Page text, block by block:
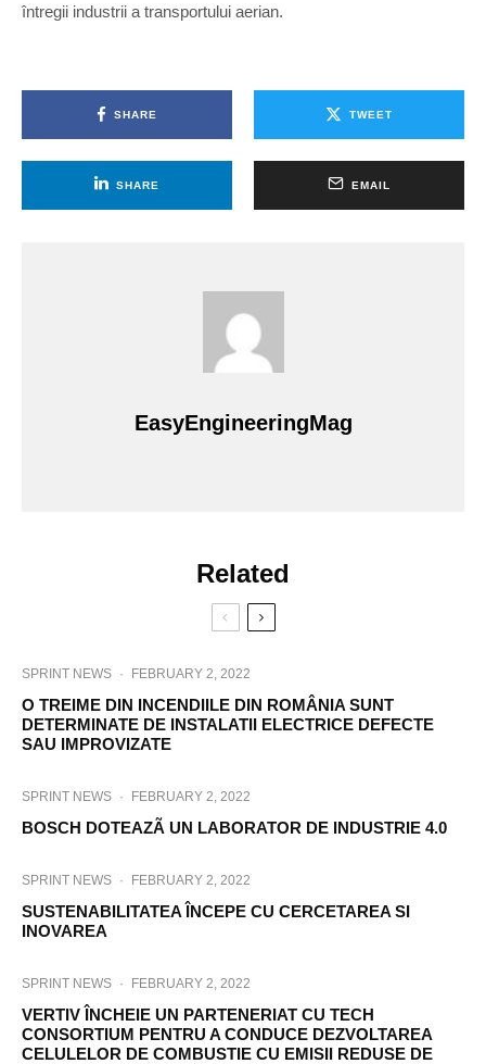
întregii industrii a transportului aerian.
SHARE TWEET
SHARE EMAIL
EasyEngineeringMag
Related
SPRINT NEWS · FEBRUARY 2, 2022
O TREIME DIN INCENDIILE DIN ROMÂNIA SUNT
DETERMINATE DE INSTALATII ELECTRICE DEFECTE
SAU IMPROVIZATE
SPRINT NEWS · FEBRUARY 2, 2022
BOSCH DOTEAZÃ UN LABORATOR DE INDUSTRIE 4.0
SPRINT NEWS · FEBRUARY 2, 2022
SUSTENABILITATEA ÎNCEPE CU CERCETAREA SI
INOVAREA
SPRINT NEWS · FEBRUARY 2, 2022
VERTIV ÎNCHEIE UN PARTENERIAT CU TECH
CONSORTIUM PENTRU A CONDUCE DEZVOLTAREA
CELULELOR DE COMBUSTIE CU EMISII REDUSE DE